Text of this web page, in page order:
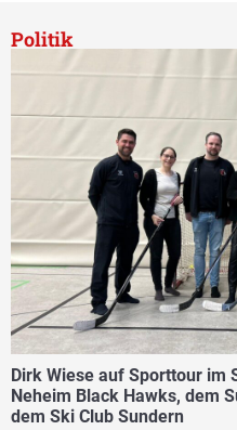
Politik
Dirk Wiese auf Sporttour im
Neheim Black Hawks, dem
dem Ski Club Sundern